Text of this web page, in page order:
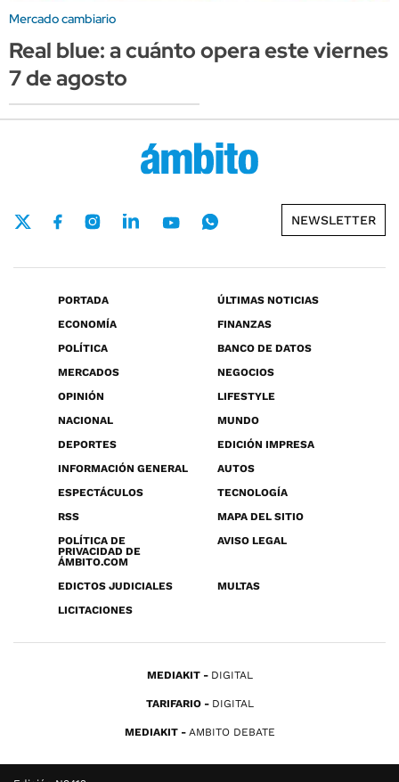
Mercado cambiario
Real blue: a cuánto opera este viernes
7 de agosto
NEWSLETTER
PORTADA
ÚLTIMAS NOTICIAS
ECONOMÍA
FINANZAS
POLÍTICA
BANCO DE DATOS
MERCADOS
NEGOCIOS
OPINIÓN
LIFESTYLE
NACIONAL
MUNDO
DEPORTES
EDICIÓN IMPRESA
INFORMACIÓN GENERAL
AUTOS
ESPECTÁCULOS
TECNOLOGÍA
RSS
MAPA DEL SITIO
POLÍTICA DE
PRIVACIDAD DE
ÁMBITO.COM
AVISO LEGAL
EDICTOS JUDICIALES
MULTAS
LICITACIONES
MEDIAKIT DIGITAL
TARIFARIO DIGITAL
MEDIAKIT AMBITO DEBATE